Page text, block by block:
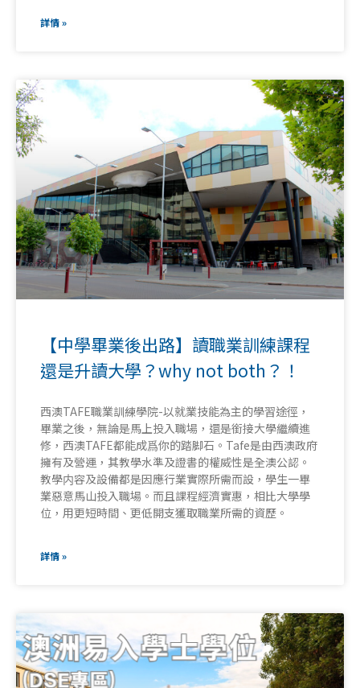
詳情 »
【中學畢業後出路】讀職業訓練課程
還是升讀大學？why not both？！
西澳TAFE職業訓練學院-以就業技能為主的學習途徑，
畢業之後，無論是馬上投入職場，還是銜接大學繼續進
修，西澳TAFE都能成爲你的踏脚石。Tafe是由西澳政府
擁有及營運，其教學水準及證書的權威性是全澳公認。
教學内容及設備都是因應行業實際所需而設，學生一畢
業惡意馬山投入職場。而且課程經濟實惠，相比大學學
位，用更短時間、更低開支獲取職業所需的資歷。
詳情 »